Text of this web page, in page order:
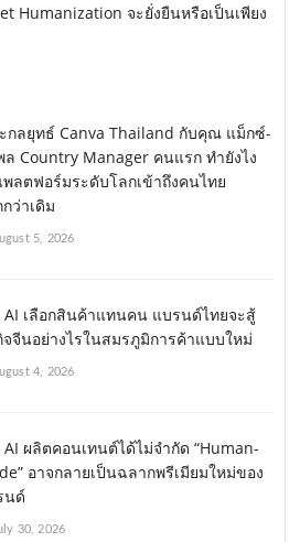
Humanization จะยั่งยืนหรือเป็นเพียง
ะกลยุทธ์ Canva Thailand กับคุณ แม็กซ์-
Country Manager คนแรก ทำยังไง
ลตฟอร์มระดับโลกเข้าถึงคนไทย
ว่าเดิม
5, 2026
AI เลือกสินค้าแทนคน แบรนด์ไทยจะสู้
จจีนอย่างไรในสมรภูมิการค้าแบบใหม่
4, 2026
AI ผลิตคอนเทนต์ได้ไม่จำกัด “Human-
อาจกลายเป็นฉลากพรีเมียมใหม่ของ
นด์
30, 2026